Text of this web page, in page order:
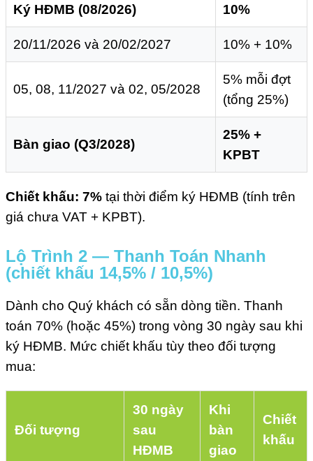
Ký HĐMB (08/2026) 10%
20/11/2026 và 20/02/2027 10% + 10%
05, 08, 11/2027 và 02, 05/2028
5% mỗi đợt
(tổng 25%)
Bàn giao (Q3/2028)
25% +
KPBT
Chiết khấu: 7% tại thời điểm ký HĐMB (tính trên
giá chưa VAT + KPBT).
Lộ Trình 2 — Thanh Toán Nhanh
(chiết khấu 14,5% / 10,5%)
Dành cho Quý khách có sẵn dòng tiền. Thanh
toán 70% (hoặc 45%) trong vòng 30 ngày sau khi
ký HĐMB. Mức chiết khấu tùy theo đối tượng
mua:
Đối tượng
30 ngày
sau
HĐMB
Khi
bàn
giao
Chiết
khấu